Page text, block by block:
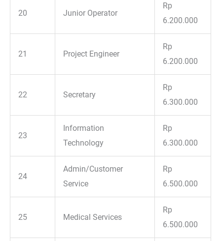
20 Junior Operator
Rp
6.200.000
21 Project Engineer
Rp
6.200.000
22 Secretary
Rp
6.300.000
23
Information
Technology
Rp
6.300.000
24
Admin/Customer
Service
Rp
6.500.000
25 Medical Services
Rp
6.500.000